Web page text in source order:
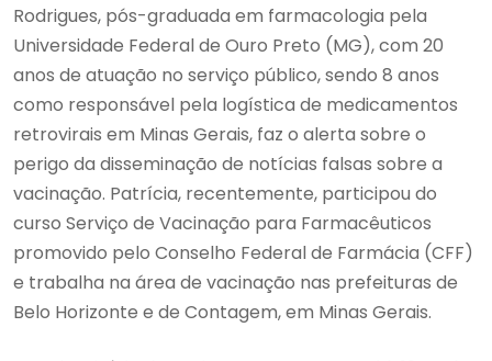
Rodrigues, pós-graduada em farmacologia pela
Universidade Federal de Ouro Preto (MG), com 20
anos de atuação no serviço público, sendo 8 anos
como responsável pela logística de medicamentos
retrovirais em Minas Gerais, faz o alerta sobre o
perigo da disseminação de notícias falsas sobre a
vacinação. Patrícia, recentemente, participou do
curso Serviço de Vacinação para Farmacêuticos
promovido pelo Conselho Federal de Farmácia (CFF)
e trabalha na área de vacinação nas prefeituras de
Belo Horizonte e de Contagem, em Minas Gerais.